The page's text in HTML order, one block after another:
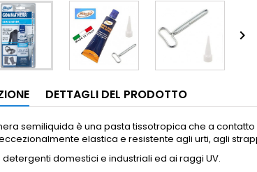

DETTAGLI DEL PRODOTTO
semiliquida è una pasta tissotropica che a
elastica e resistente agli urti, agli
detergenti domestici e industriali ed ai raggi UV.